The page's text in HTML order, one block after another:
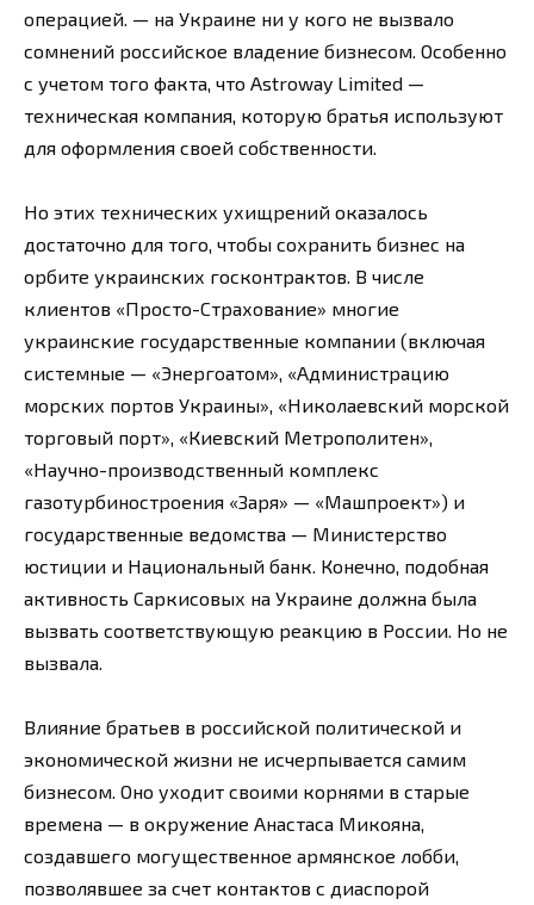
операцией. — на Украине ни у кого не вызвало
сомнений российское владение бизнесом. Особенно
с учетом того факта, что Astroway Limited —
техническая компания, которую братья используют
для оформления своей собственности.
Но этих технических ухищрений оказалось
достаточно для того, чтобы сохранить бизнес на
орбите украинских госконтрактов. В числе
клиентов «Просто-Страхование» многие
украинские государственные компании (включая
системные — «Энергоатом», «Администрацию
морских портов Украины», «Николаевский морской
торговый порт», «Киевский Метрополитен»,
«Научно-производственный комплекс
газотурбиностроения «Заря» — «Машпроект») и
государственные ведомства — Министерство
юстиции и Национальный банк. Конечно, подобная
активность Саркисовых на Украине должна была
вызвать соответствующую реакцию в России. Но не
вызвала.
Влияние братьев в российской политической и
экономической жизни не исчерпывается самим
бизнесом. Оно уходит своими корнями в старые
времена — в окружение Анастаса Микояна,
создавшего могущественное армянское лобби,
позволявшее за счет контактов с диаспорой